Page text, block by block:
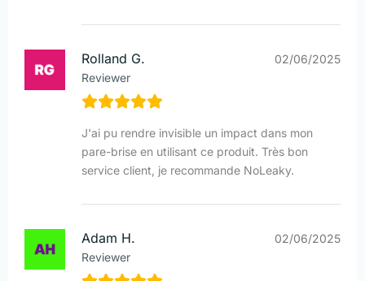
Rolland G.
Reviewer
02/06/2025
J'ai pu rendre invisible un impact dans mon
pare-brise en utilisant ce produit. Très bon
service client, je recommande NoLeaky.
Adam H.
Reviewer
02/06/2025